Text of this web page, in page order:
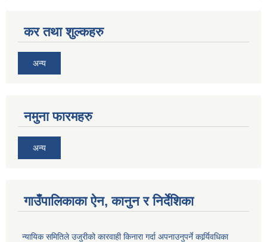
कर तथा शुल्कहरु
अन्य
नमुना फारमहरु
अन्य
गाउँपालिकाका ऐन, कानुन र निर्देशिका
न्यायिक समितिले उजुरीको कारवाही किनारा गर्दा अपनाउनुपर्ने कार्र्यिवधिका